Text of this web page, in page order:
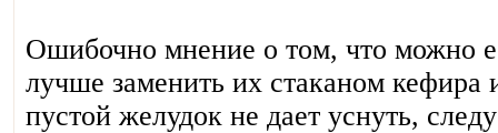
Ошибочно мнение о том, что можно
лучше заменить их стаканом
пустой желудок не дает уснуть,